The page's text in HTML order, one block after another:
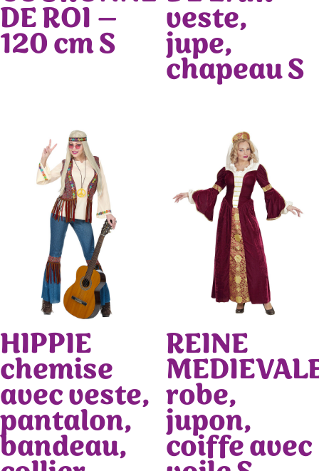
DE ROI –
120 cm S
veste,
jupe,
chapeau S
HIPPIE
chemise
avec veste,
pantalon,
bandeau,
REINE
robe,
jupon,
coiffe avec